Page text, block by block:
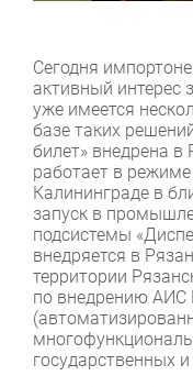
Сегодня
активный интерес
уже имеется
базе таких
билет» внедрена
работает в
Калининграде в
запуск в
подсистемы
внедряется в
территории
по внедрению
государственных